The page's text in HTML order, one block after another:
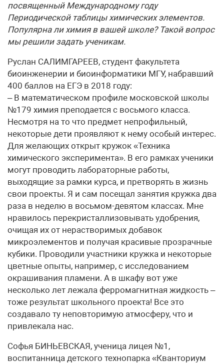
посвященный Международному году
Периодической таблицы химических элементов.
Популярна ли химия в вашей школе? Такой вопрос
мы решили задать ученикам.
Руслан САЛИМГАРЕЕВ, студент факультета
биоинженерии и биоинформатики МГУ, набравший
400 баллов на ЕГЭ в 2018 году:
– В математическом профиле московской школы
№179 химия преподается с восьмого класса.
Несмотря на то что предмет непрофильный,
некоторые дети проявляют к нему особый интерес.
Для желающих открыт кружок «Техника
химического эксперимента». В его рамках ученики
могут проводить лабораторные работы,
выходящие за рамки курса, и претворять в жизнь
свои проекты. Я и сам посещал занятия кружка два
раза в неделю в восьмом-девятом классах. Мне
нравилось перекристаллизовывать удобрения,
очищая их от нерастворимых добавок
микроэлементов и получая красивые прозрачные
кубики. Проводили участники кружка и некоторые
цветные опыты, например, с исследованием
окрашивания пламени. А в шкафу вот уже
несколько лет лежала ферромагнитная жидкость –
тоже результат школьного проекта! Все это
создавало ту неповторимую атмосферу, что и
привлекала нас.
Софья БИНЬЕВСКАЯ, ученица лицея №1,
воспитанница детского технопарка «Кванториум